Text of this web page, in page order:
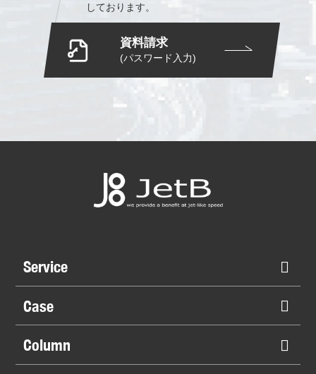
しております。
資料請求
(パスワード入力)
Service
Case
Column